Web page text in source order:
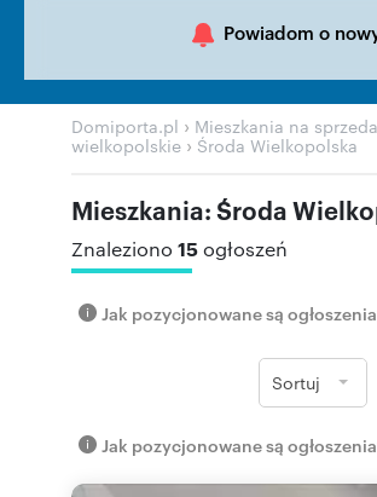
Powiadom o
Domiporta.pl › Mieszkania na
wielkopolskie › Środa Wielkopolska
Mieszkania: Środa
Znaleziono 15ogłoszeń
Jak pozycjonowane są
Sortuj
Jak pozycjonowane są